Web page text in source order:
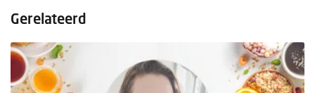
Gerelateerd